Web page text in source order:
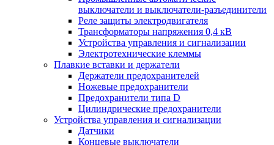
выключатели и выключатели-разъединители
Реле защиты электродвигателя
Трансформаторы напряжения 0,4 кВ
Устройства управления и сигнализации
Электротехнические клеммы
Плавкие вставки и держатели
Держатели предохранителей
Ножевые предохранители
Предохранители типа D
Цилиндрические предохранители
Устройства управления и сигнализации
Датчики
Концевые выключатели